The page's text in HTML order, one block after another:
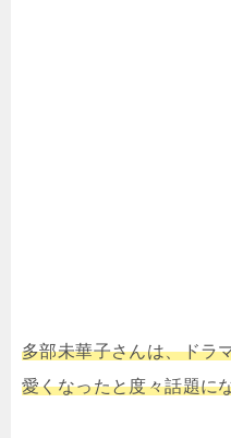
多部未華子さんは、ドラ
愛くなったと度々話題に